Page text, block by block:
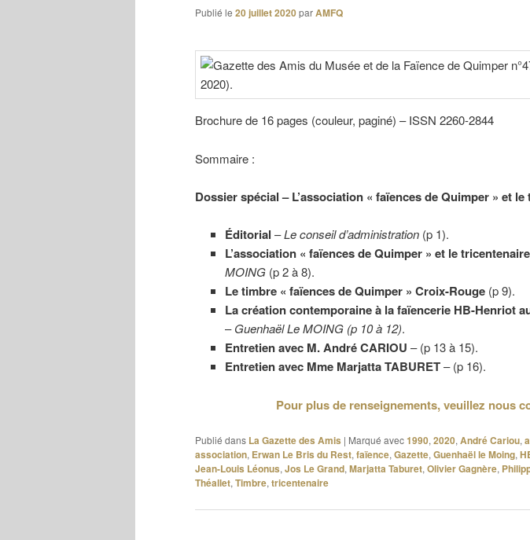
Publié le 20 juillet 2020parAMFQ
Brochure de 16 pages (couleur, paginé) – ISSN 2260-2844
Sommaire :
Dossier spécial – L’association « faïences de Quimper » et
Éditorial –Le conseil d’administration (p 1).
L’association « faïences de Quimper » et le
MOING (p 2 à 8).
Le timbre « faïences de Quimper » Croix-Rouge (p 9).
La création contemporaine à la faïencerie HB-Henriot
–Guenhaël Le MOING (p 10 à 12).
Entretien avec M. André CARIOU – (p 13 à 15).
Entretien avec Mme Marjatta TABURET– (p 16).
Pour plus de renseignements, veuillez nous
Publié dans La Gazette des Amis | Marqué avec1990, 2020, André Cariou,
association, Erwan Le Bris du Rest, faïence, Gazette, Guenhaël le Moing,
Jean-Louis Léonus, Jos Le Grand, Marjatta Taburet, Olivier Gagnère,
Théallet, Timbre, tricentenaire